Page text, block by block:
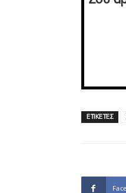
ΕΤΙΚΕΤΕΣ